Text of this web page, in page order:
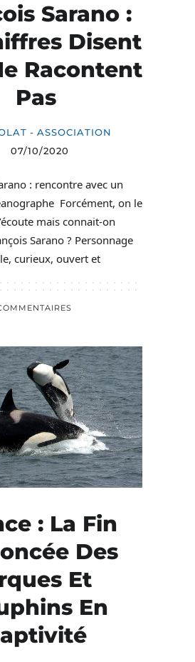
Sarano :
Disent
Racontent
Pas
- ASSOCIATION
07/10/2020
: rencontre avec un
Forcément, on le
mais connait-on
Sarano ? Personnage
curieux, ouvert et
: La Fin
Des
Et
En